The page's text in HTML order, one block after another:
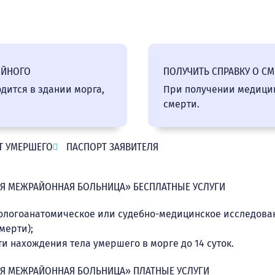
в здании морга,
ПОЛУЧИТЬ СПРАВКУ О
При получении
смерти.
УМЕРШЕГО ПАСПОРТ ЗАЯВИТЕЛЯ
МЕЖРАЙОННАЯ БОЛЬНИЦА» БЕСПЛАТНЫЕ УСЛУГИ
или судебно-медицинское
нахождения тела умершего в морге до 14 суток.
МЕЖРАЙОННАЯ БОЛЬНИЦА» ПЛАТНЫЕ УСЛУГИ